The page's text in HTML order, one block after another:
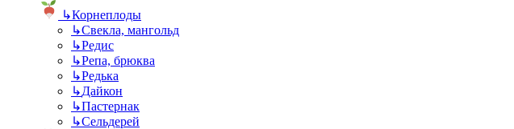
↳Корнеплоды
↳Свекла, мангольд
↳Редис
↳Репа, брюква
↳Редька
↳Дайкон
↳Пастернак
↳Сельдерей